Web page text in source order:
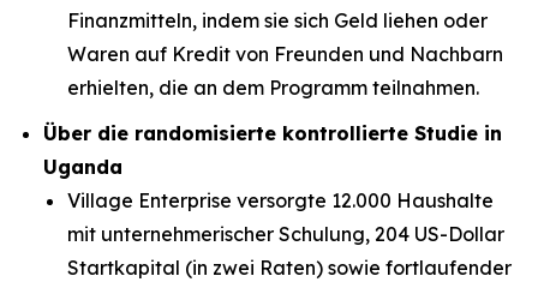
Finanzmitteln, indem sie sich Geld liehen oder
Waren auf Kredit von Freunden und Nachbarn
erhielten, die an dem Programm teilnahmen.
Über die randomisierte kontrollierte Studie in
Uganda
Village Enterprise versorgte 12.000 Haushalte
mit unternehmerischer Schulung, 204 US-Dollar
Startkapital (in zwei Raten) sowie fortlaufender